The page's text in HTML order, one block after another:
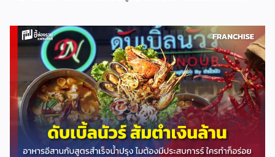
การวัดเปอร์เซ็นต์ความหวานและความเท่ากันของแต่ละร้าน จะมี
การชี้แจงรายละเอียดเพิ่มเติมในการเปิดตัวอย่างเป็นทางการวันที่
11 กุมภาพันธ์นี้ แบรนด์ที่เข้าร่วม Inthanin / Cafe Amazon /
All Cafe / Bellinee’s / Black Canyon สามารถติดตาม
ข้อมูลแบบอินไซด์อื่น ๆได้ที่ Facebook : รีวิวอินไซด์ Website
: ชี้ช่องรวย